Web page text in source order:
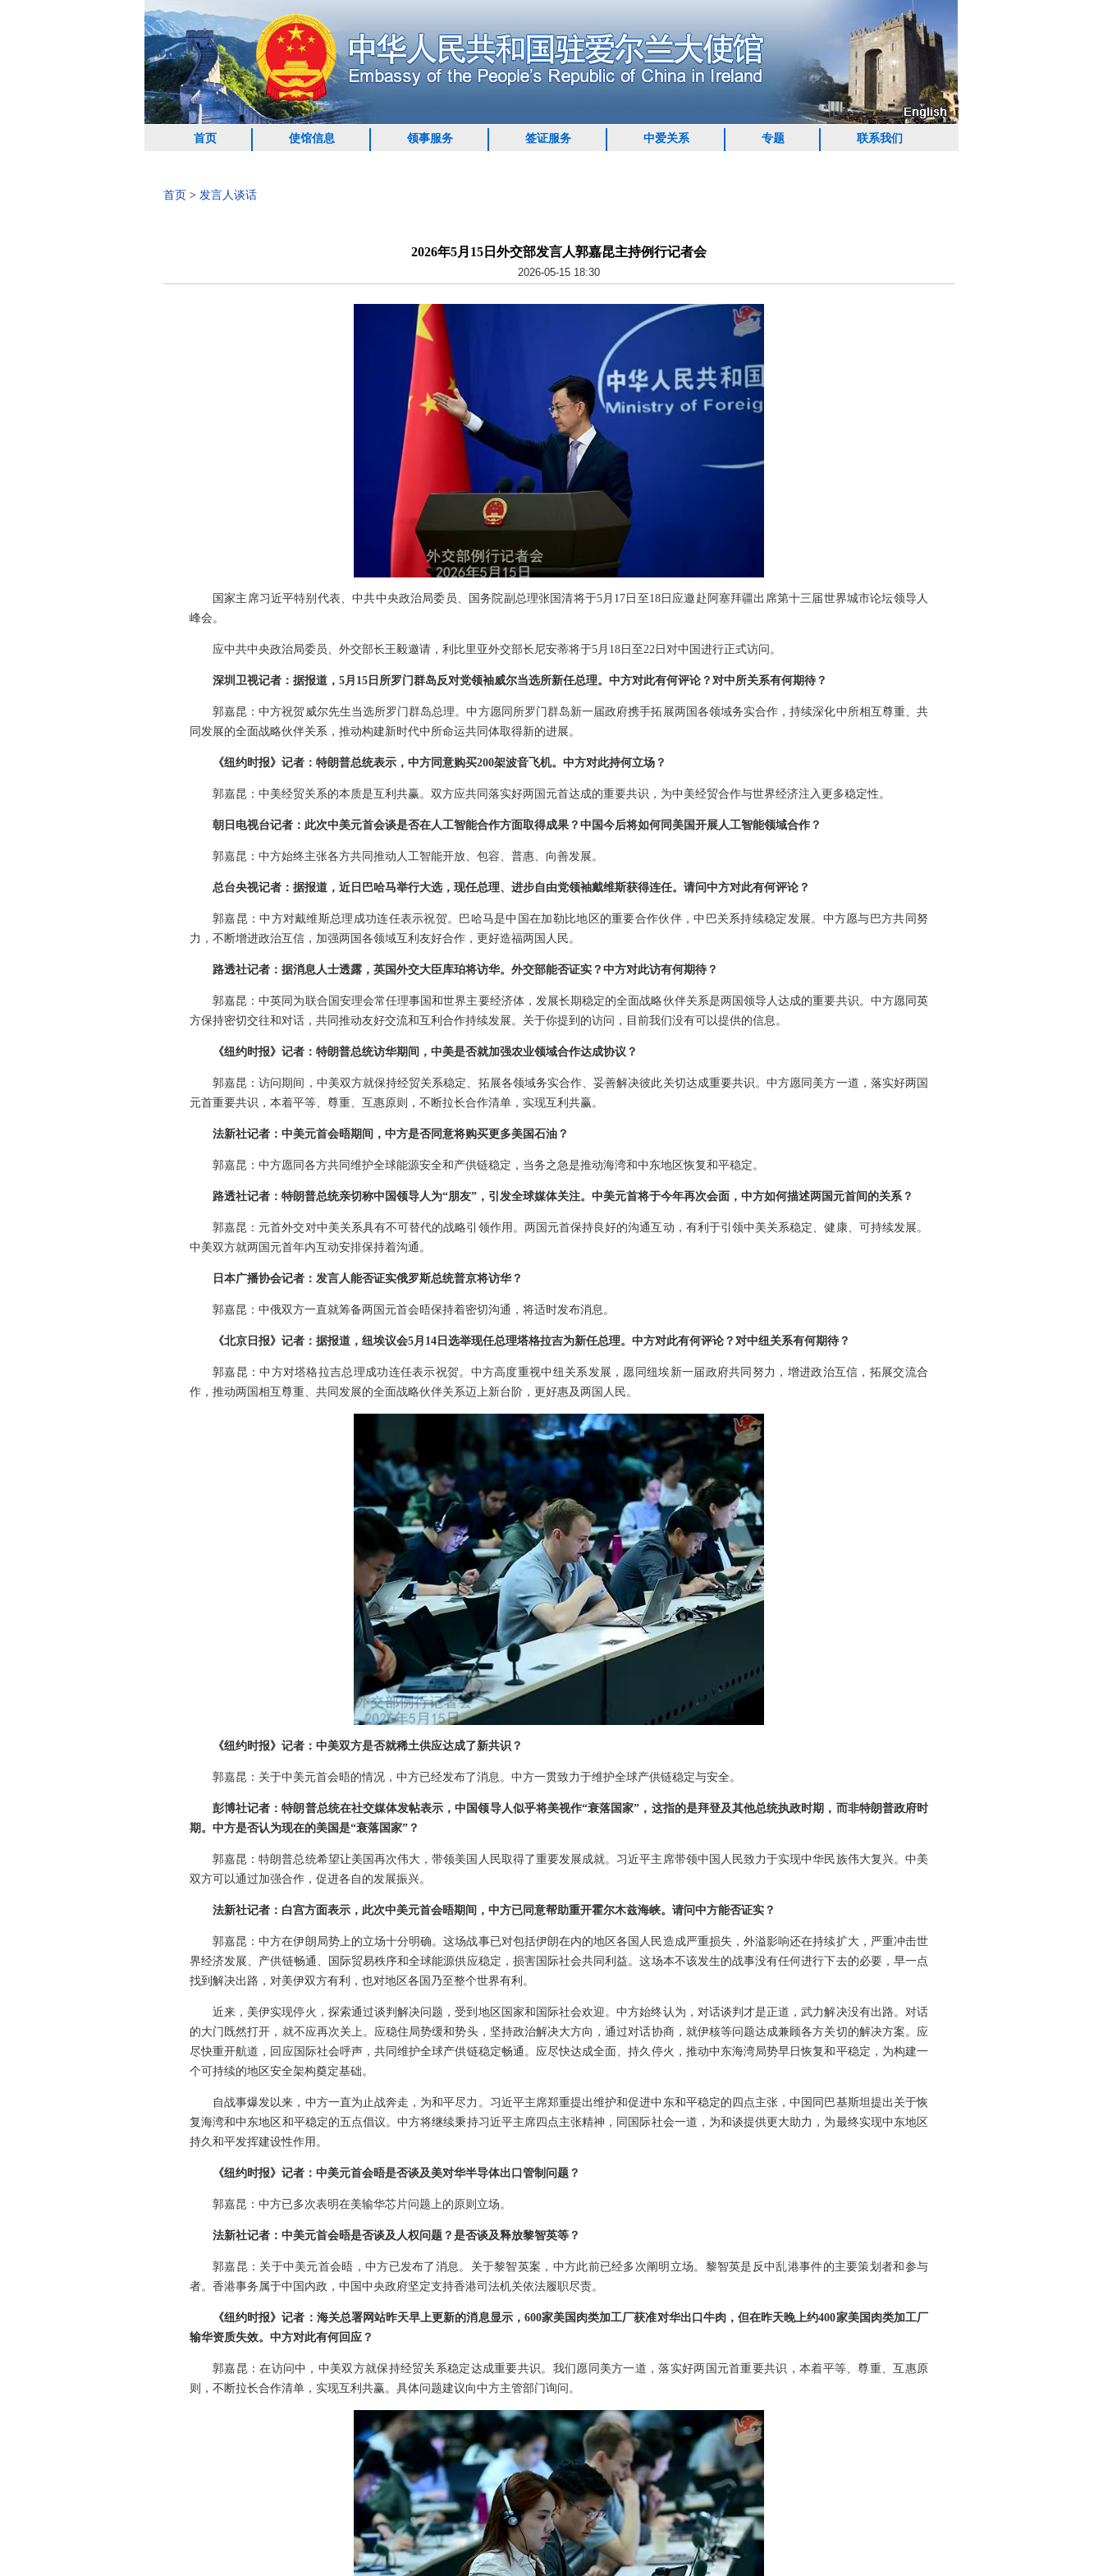
首页 使馆信息 领事服务 签证服务 中爱关系 专题 联系我们
首页 > 发言人谈话
2026年5月15日外交部发言人郭嘉昆主持例行记者会
2026-05-15 18:30
国家主席习近平特别代表、中共中央政治局委员、国务院副总理张国清将于5月17日至18日应邀赴阿塞拜疆出席第十三届世界城市论坛领导人
峰会。
应中共中央政治局委员、外交部长王毅邀请，利比里亚外交部长尼安蒂将于5月18日至22日对中国进行正式访问。
深圳卫视记者：据报道，5月15日所罗门群岛反对党领袖威尔当选所新任总理。中方对此有何评论？对中所关系有何期待？
郭嘉昆：中方祝贺威尔先生当选所罗门群岛总理。中方愿同所罗门群岛新一届政府携手拓展两国各领域务实合作，持续深化中所相互尊重、共
同发展的全面战略伙伴关系，推动构建新时代中所命运共同体取得新的进展。
《纽约时报》记者：特朗普总统表示，中方同意购买200架波音飞机。中方对此持何立场？
郭嘉昆：中美经贸关系的本质是互利共赢。双方应共同落实好两国元首达成的重要共识，为中美经贸合作与世界经济注入更多稳定性。
朝日电视台记者：此次中美元首会谈是否在人工智能合作方面取得成果？中国今后将如何同美国开展人工智能领域合作？
郭嘉昆：中方始终主张各方共同推动人工智能开放、包容、普惠、向善发展。
总台央视记者：据报道，近日巴哈马举行大选，现任总理、进步自由党领袖戴维斯获得连任。请问中方对此有何评论？
郭嘉昆：中方对戴维斯总理成功连任表示祝贺。巴哈马是中国在加勒比地区的重要合作伙伴，中巴关系持续稳定发展。中方愿与巴方共同努
力，不断增进政治互信，加强两国各领域互利友好合作，更好造福两国人民。
路透社记者：据消息人士透露，英国外交大臣库珀将访华。外交部能否证实？中方对此访有何期待？
郭嘉昆：中英同为联合国安理会常任理事国和世界主要经济体，发展长期稳定的全面战略伙伴关系是两国领导人达成的重要共识。中方愿同英
方保持密切交往和对话，共同推动友好交流和互利合作持续发展。关于你提到的访问，目前我们没有可以提供的信息。
《纽约时报》记者：特朗普总统访华期间，中美是否就加强农业领域合作达成协议？
郭嘉昆：访问期间，中美双方就保持经贸关系稳定、拓展各领域务实合作、妥善解决彼此关切达成重要共识。中方愿同美方一道，落实好两国
元首重要共识，本着平等、尊重、互惠原则，不断拉长合作清单，实现互利共赢。
法新社记者：中美元首会晤期间，中方是否同意将购买更多美国石油？
郭嘉昆：中方愿同各方共同维护全球能源安全和产供链稳定，当务之急是推动海湾和中东地区恢复和平稳定。
路透社记者：特朗普总统亲切称中国领导人为“朋友”，引发全球媒体关注。中美元首将于今年再次会面，中方如何描述两国元首间的关系？
郭嘉昆：元首外交对中美关系具有不可替代的战略引领作用。两国元首保持良好的沟通互动，有利于引领中美关系稳定、健康、可持续发展。
中美双方就两国元首年内互动安排保持着沟通。
日本广播协会记者：发言人能否证实俄罗斯总统普京将访华？
郭嘉昆：中俄双方一直就筹备两国元首会晤保持着密切沟通，将适时发布消息。
《北京日报》记者：据报道，纽埃议会5月14日选举现任总理塔格拉吉为新任总理。中方对此有何评论？对中纽关系有何期待？
郭嘉昆：中方对塔格拉吉总理成功连任表示祝贺。中方高度重视中纽关系发展，愿同纽埃新一届政府共同努力，增进政治互信，拓展交流合
作，推动两国相互尊重、共同发展的全面战略伙伴关系迈上新台阶，更好惠及两国人民。
《纽约时报》记者：中美双方是否就稀土供应达成了新共识？
郭嘉昆：关于中美元首会晤的情况，中方已经发布了消息。中方一贯致力于维护全球产供链稳定与安全。
彭博社记者：特朗普总统在社交媒体发帖表示，中国领导人似乎将美视作“衰落国家”，这指的是拜登及其他总统执政时期，而非特朗普政府时
期。中方是否认为现在的美国是“衰落国家”？
郭嘉昆：特朗普总统希望让美国再次伟大，带领美国人民取得了重要发展成就。习近平主席带领中国人民致力于实现中华民族伟大复兴。中美
双方可以通过加强合作，促进各自的发展振兴。
法新社记者：白宫方面表示，此次中美元首会晤期间，中方已同意帮助重开霍尔木兹海峡。请问中方能否证实？
郭嘉昆：中方在伊朗局势上的立场十分明确。这场战事已对包括伊朗在内的地区各国人民造成严重损失，外溢影响还在持续扩大，严重冲击世
界经济发展、产供链畅通、国际贸易秩序和全球能源供应稳定，损害国际社会共同利益。这场本不该发生的战事没有任何进行下去的必要，早一点
找到解决出路，对美伊双方有利，也对地区各国乃至整个世界有利。
近来，美伊实现停火，探索通过谈判解决问题，受到地区国家和国际社会欢迎。中方始终认为，对话谈判才是正道，武力解决没有出路。对话
的大门既然打开，就不应再次关上。应稳住局势缓和势头，坚持政治解决大方向，通过对话协商，就伊核等问题达成兼顾各方关切的解决方案。应
尽快重开航道，回应国际社会呼声，共同维护全球产供链稳定畅通。应尽快达成全面、持久停火，推动中东海湾局势早日恢复和平稳定，为构建一
个可持续的地区安全架构奠定基础。
自战事爆发以来，中方一直为止战奔走，为和平尽力。习近平主席郑重提出维护和促进中东和平稳定的四点主张，中国同巴基斯坦提出关于恢
复海湾和中东地区和平稳定的五点倡议。中方将继续秉持习近平主席四点主张精神，同国际社会一道，为和谈提供更大助力，为最终实现中东地区
持久和平发挥建设性作用。
《纽约时报》记者：中美元首会晤是否谈及美对华半导体出口管制问题？
郭嘉昆：中方已多次表明在美输华芯片问题上的原则立场。
法新社记者：中美元首会晤是否谈及人权问题？是否谈及释放黎智英等？
郭嘉昆：关于中美元首会晤，中方已发布了消息。关于黎智英案，中方此前已经多次阐明立场。黎智英是反中乱港事件的主要策划者和参与
者。香港事务属于中国内政，中国中央政府坚定支持香港司法机关依法履职尽责。
《纽约时报》记者：海关总署网站昨天早上更新的消息显示，600家美国肉类加工厂获准对华出口牛肉，但在昨天晚上约400家美国肉类加工厂
输华资质失效。中方对此有何回应？
郭嘉昆：在访问中，中美双方就保持经贸关系稳定达成重要共识。我们愿同美方一道，落实好两国元首重要共识，本着平等、尊重、互惠原
则，不断拉长合作清单，实现互利共赢。具体问题建议向中方主管部门询问。